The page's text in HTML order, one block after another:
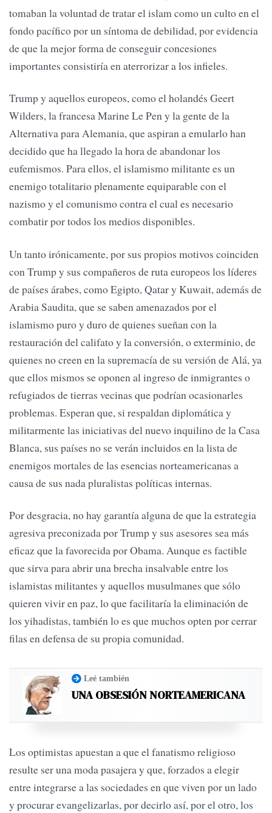
tomaban la voluntad de tratar el islam como un culto en el
fondo pacífico por un síntoma de debilidad, por evidencia
de que la mejor forma de conseguir concesiones
importantes consistiría en aterrorizar a los infieles.
Trump y aquellos europeos, como el holandés Geert
Wilders, la francesa Marine Le Pen y la gente de la
Alternativa para Alemania, que aspiran a emularlo han
decidido que ha llegado la hora de abandonar los
eufemismos. Para ellos, el islamismo militante es un
enemigo totalitario plenamente equiparable con el
nazismo y el comunismo contra el cual es necesario
combatir por todos los medios disponibles.
Un tanto irónicamente, por sus propios motivos coinciden
con Trump y sus compañeros de ruta europeos los líderes
de países árabes, como Egipto, Qatar y Kuwait, además de
Arabia Saudita, que se saben amenazados por el
islamismo puro y duro de quienes sueñan con la
restauración del califato y la conversión, o exterminio, de
quienes no creen en la supremacía de su versión de Alá, ya
que ellos mismos se oponen al ingreso de inmigrantes o
refugiados de tierras vecinas que podrían ocasionarles
problemas. Esperan que, si respaldan diplomática y
militarmente las iniciativas del nuevo inquilino de la Casa
Blanca, sus países no se verán incluidos en la lista de
enemigos mortales de las esencias norteamericanas a
causa de sus nada pluralistas políticas internas.
Por desgracia, no hay garantía alguna de que la estrategia
agresiva preconizada por Trump y sus asesores sea más
eficaz que la favorecida por Obama. Aunque es factible
que sirva para abrir una brecha insalvable entre los
islamistas militantes y aquellos musulmanes que sólo
quieren vivir en paz, lo que facilitaría la eliminación de
los yihadistas, también lo es que muchos opten por cerrar
filas en defensa de su propia comunidad.
Leé también
UNA OBSESIÓN NORTEAMERICANA
Los optimistas apuestan a que el fanatismo religioso
resulte ser una moda pasajera y que, forzados a elegir
entre integrarse a las sociedades en que viven por un lado
y procurar evangelizarlas, por decirlo así, por el otro, los